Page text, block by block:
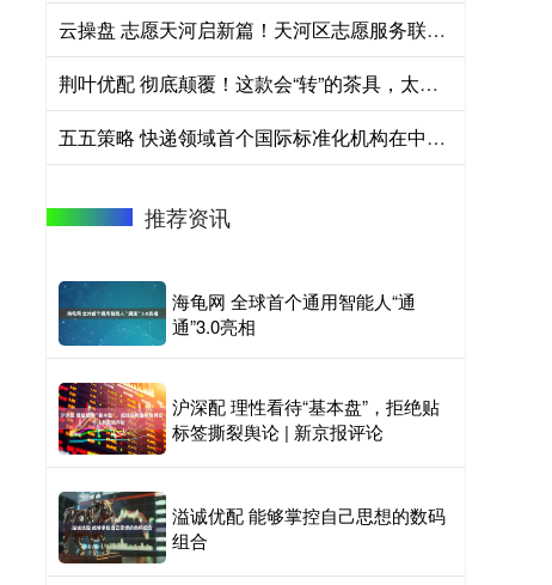
云操盘 志愿天河启新篇！天河区志愿服务联合会正式更名组建
荆叶优配 彻底颠覆！这款会“转”的茶具，太惊艳了！
五五策略 快递领域首个国际标准化机构在中国成立
推荐资讯
海龟网 全球首个通用智能人“通
通”3.0亮相
沪深配 理性看待“基本盘”，拒绝贴
标签撕裂舆论 | 新京报评论
溢诚优配 能够掌控自己思想的数码
组合